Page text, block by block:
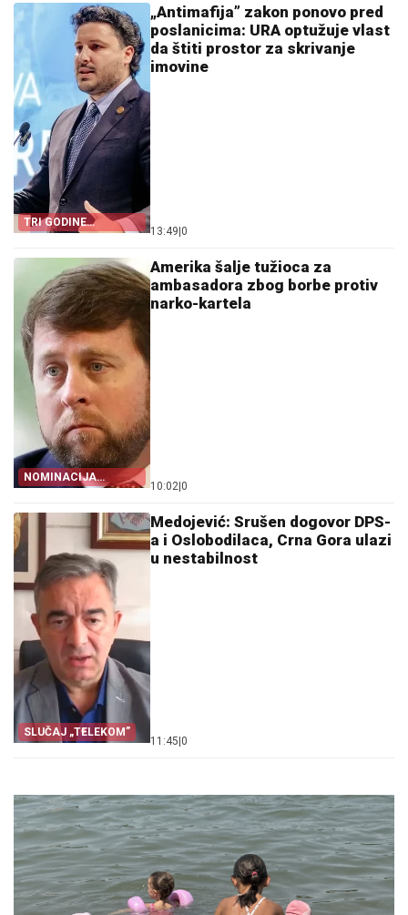
TRI GODINE
IZGUBLJENE
„Antimafija” zakon ponovo pred
poslanicima: URA optužuje vlast
da štiti prostor za skrivanje
imovine
13:49 0
NOMINACIJA
MEKOJA NIJE
Amerika šalje tužioca za
ambasadora zbog borbe protiv
narko-kartela
10:02 0
SLUČAJ „TELEKOM”
Medojević: Srušen dogovor DPS-
a i Oslobodilaca, Crna Gora ulazi
u nestabilnost
11:45 0